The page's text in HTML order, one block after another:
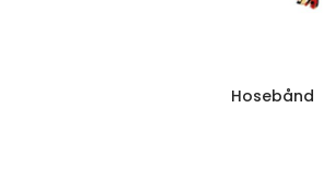
Hosebånd